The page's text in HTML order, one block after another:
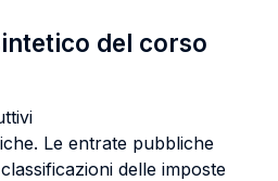
del corso
Le entrate pubbliche
delle imposte